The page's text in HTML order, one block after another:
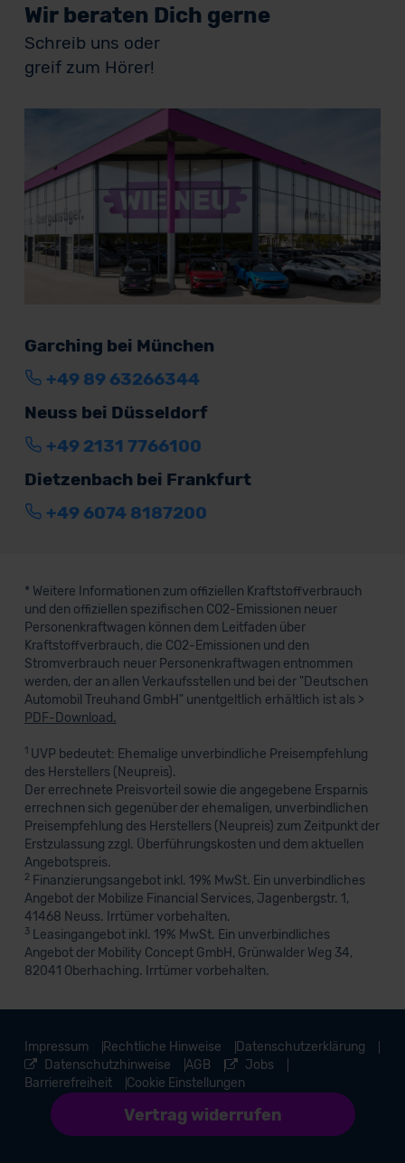
Wir beraten Dich gerne
Schreib uns oder
greif zum Hörer!
Garching bei München
+49 89 63266344
Neuss bei Düsseldorf
+49 2131 7766100
Dietzenbach bei Frankfurt
+49 6074 8187200
* Weitere Informationen zum offiziellen Kraftstoffverbrauch
und den offiziellen spezifischen CO2-Emissionen neuer
Personenkraftwagen können dem Leitfaden über
Kraftstoffverbrauch, die CO2-Emissionen und den
Stromverbrauch neuer Personenkraftwagen entnommen
werden, der an allen Verkaufsstellen und bei der "Deutschen
Automobil Treuhand GmbH" unentgeltlich erhältlich ist als >
PDF-Download.
1UVP bedeutet: Ehemalige unverbindliche Preisempfehlung
des Herstellers (Neupreis).
Der errechnete Preisvorteil sowie die angegebene Ersparnis
errechnen sich gegenüber der ehemaligen, unverbindlichen
Preisempfehlung des Herstellers (Neupreis) zum Zeitpunkt der
Erstzulassung zzgl. Überführungskosten und dem aktuellen
Angebotspreis.
2 Finanzierungsangebot inkl. 19% MwSt. Ein unverbindliches
Angebot der Mobilize Financial Services, Jagenbergstr. 1,
41468 Neuss. Irrtümer vorbehalten.
3Leasingangebot inkl. 19% MwSt. Ein unverbindliches
Angebot der Mobility Concept GmbH, Grünwalder Weg 34,
82041 Oberhaching. Irrtümer vorbehalten.
Impressum Rechtliche Hinweise
Datenschutzerklärung
Datenschutzhinweise
AGB
Jobs
Barrierefreiheit
Vertrag widerrufen
Cookie Einstellungen